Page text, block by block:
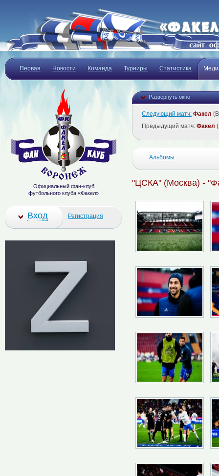
Первая Новости Команда Турниры Статистика
Развернуть окно
Следующий матч: Факел
Предыдущий матч: Факел
Альбомы
"ЦСКА" (Москва) -
Официальный фан-клуб
футбольного клуба «Факел»
Вход Регистрация